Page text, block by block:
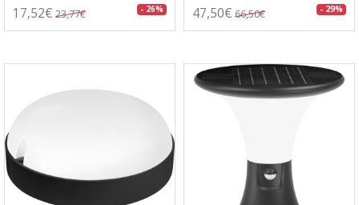
17,52€ 23,77€ - 26% 47,50€ 66,50€ - 29%